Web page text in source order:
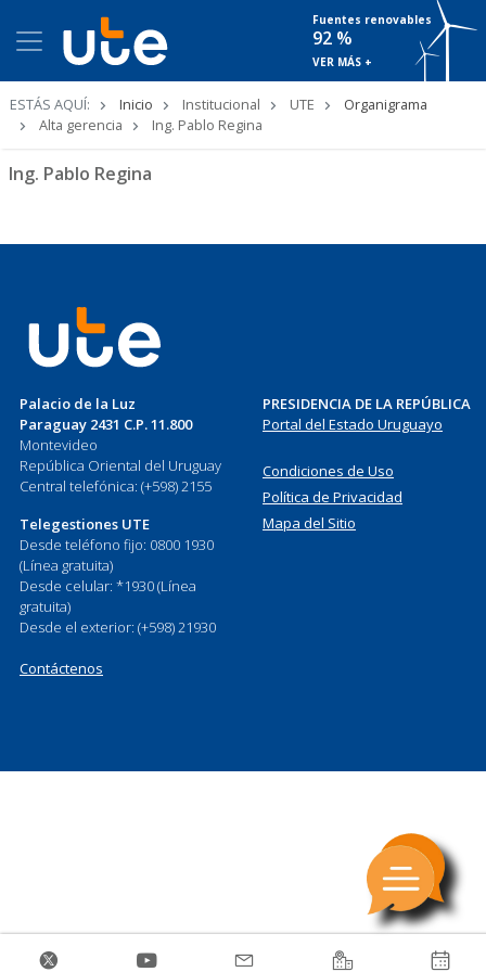
Fuentes renovables
92 %
VER MÁS +
ESTÁS AQUÍ: Inicio Institucional UTE
Organigrama
Alta gerencia
Ing. Pablo Regina
Ing. Pablo Regina
Palacio de la Luz
Paraguay 2431 C.P. 11.800
Montevideo
República Oriental del Uruguay
Central telefónica: (+598) 2155
Telegestiones UTE
Desde teléfono fijo: 0800 1930
(Línea gratuita)
Desde celular: *1930 (Línea
gratuita)
Desde el exterior: (+598) 21930
Contáctenos
PRESIDENCIA DE LA REPÚBLICA
Portal del Estado Uruguayo
Condiciones de Uso
Política de Privacidad
Mapa del Sitio